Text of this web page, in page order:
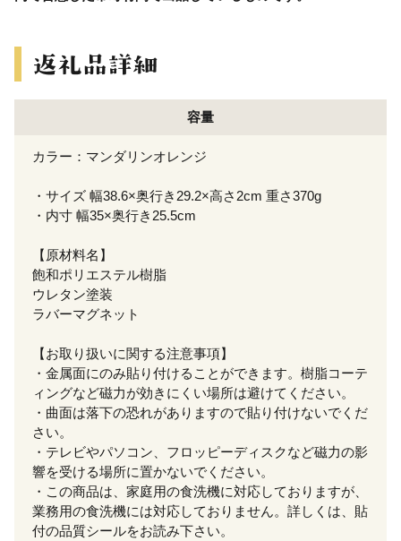
容量
カラー：マンダリンオレンジ
・サイズ 幅38.6×奥行き29.2×高さ2cm 重さ370g
・内寸 幅35×奥行き25.5cm
【原材料名】
飽和ポリエステル樹脂
ウレタン塗装
ラバーマグネット
【お取り扱いに関する注意事項】
・金属面にのみ貼り付けることができます。樹脂コーテ
ィングなど磁力が効きにくい場所は避けてください。
・曲面は落下の恐れがありますので貼り付けないでくだ
さい。
・テレビやパソコン、フロッピーディスクなど磁力の影
響を受ける場所に置かないでください。
・この商品は、家庭用の食洗機に対応しておりますが、
業務用の食洗機には対応しておりません。詳しくは、貼
付の品質シールをお読み下さい。